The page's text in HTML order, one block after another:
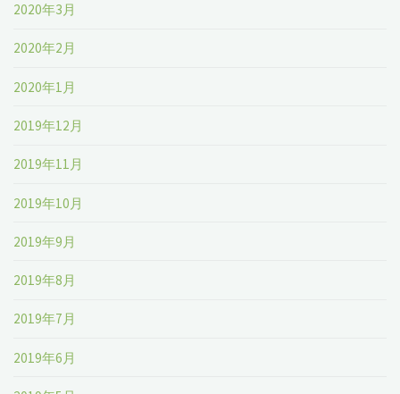
2020年3月
2020年2月
2020年1月
2019年12月
2019年11月
2019年10月
2019年9月
2019年8月
2019年7月
2019年6月